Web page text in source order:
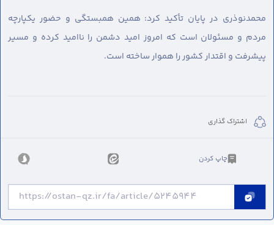
محمدنوذری در پایان تأکید کرد: همین همبستگی و حضور یکپارچه
مردم و مسئولان است که امروز امید دشمن را ناامید کرده و مسیر
پیشرفت و اقتدار کشور را هموار ساخته است.
اشتراک گذاری
چاپ کردن